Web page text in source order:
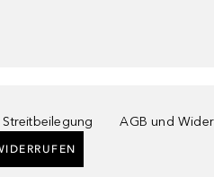
AGB und